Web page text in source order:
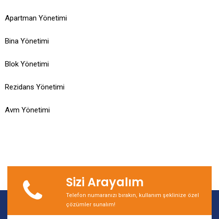
Apartman Yönetimi
Bina Yönetimi
Blok Yönetimi
Rezidans Yönetimi
Avm Yönetimi
Sizi Arayalım
Telefon numaranızı bırakın, kullanım şeklinize özel
çözümler sunalım!